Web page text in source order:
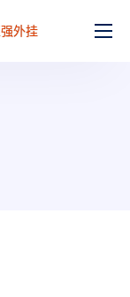
外挂